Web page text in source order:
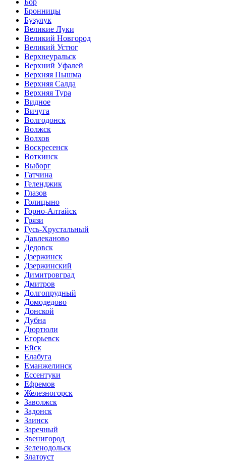
Бронницы
Бузулук
Великие Луки
Великий Новгород
Великий Устюг
Верхнеуральск
Верхний Уфалей
Верхняя Пышма
Верхняя Салда
Верхняя Тура
Видное
Вичуга
Волгодонск
Волжск
Волхов
Воскресенск
Воткинск
Выборг
Гатчина
Геленджик
Глазов
Голицыно
Горно-Алтайск
Грязи
Гусь-Хрустальный
Давлеканово
Дедовск
Дзержинск
Дзержинский
Димитровград
Дмитров
Долгопрудный
Домодедово
Донской
Дубна
Дюртюли
Егорьевск
Ейск
Елабуга
Еманжелинск
Ессентуки
Ефремов
Железногорск
Заволжск
Задонск
Заинск
Заречный
Звенигород
Зеленодольск
Златоуст